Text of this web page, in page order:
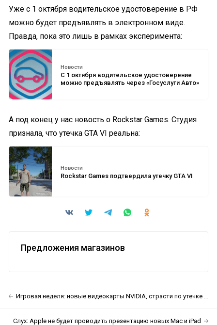
Уже с 1 октября водительское удостоверение в РФ
можно будет предъявлять в электронном виде.
Правда, пока это лишь в рамках эксперимента:
Новости
С 1 октября водительское удостоверение
можно предъявлять через «Госуслуги Авто»
А под конец у нас новость о Rockstar Games. Студия
признала, что утечка GTA VI реальна:
Новости
Rockstar Games подтвердила утечку GTA VI
Предложения магазинов
Игровая неделя: новые видеокарты NVIDIA, страсти по утечке GTAVI и игра про Железного человека
Слух: Apple не будет проводить презентацию новых Mac и iPad